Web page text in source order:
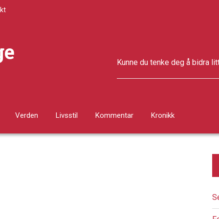
Kunne du tenke deg å bidra
Verden Livsstil Kommentar Kronikk